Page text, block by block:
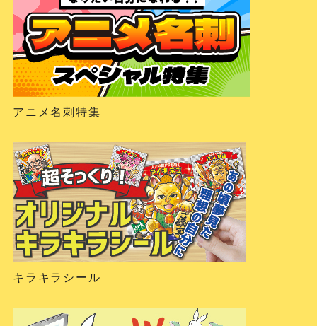
アニメ名刺特集
キラキラシール